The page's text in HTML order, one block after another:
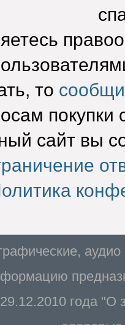
то
покупки
сайт вы
года "О